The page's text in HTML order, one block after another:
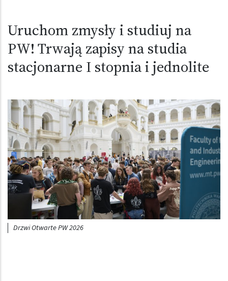
Uruchom zmysły i studiuj na
PW! Trwają zapisy na studia
stacjonarne I stopnia i jednolite
Obraz (old)
Drzwi Otwarte PW 2026